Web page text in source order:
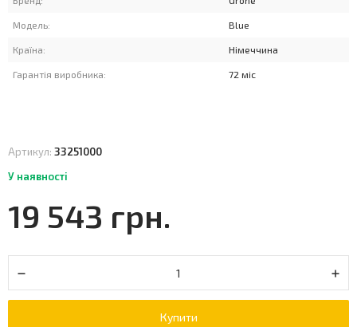
Модель: Blue
Країна: Німеччина
Гарантія виробника: 72 міс
Артикул: 33251000
У наявності
19 543 грн.
Купити